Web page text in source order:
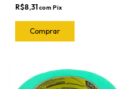
R$8,31com Pix